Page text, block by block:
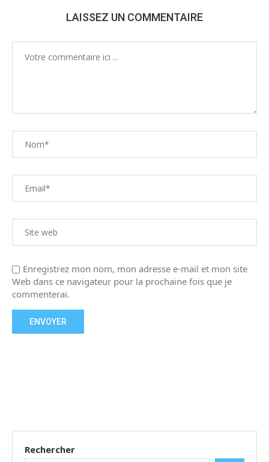
LAISSEZ UN COMMENTAIRE
Enregistrez mon nom, mon adresse e-mail et mon site
Web dans ce navigateur pour la prochaine fois que je
commenterai.
Rechercher